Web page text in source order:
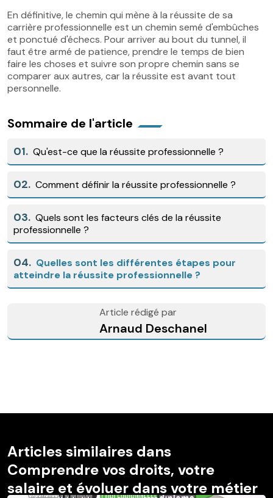
En définitive, le chemin qui mène à la réussite de sa
carrière professionnelle est un chemin semé d'embûches
et ponctué d'échecs. Pour arriver au bout du tunnel, il
faut être armé de patience, prendre le temps de bien
faire les choses et suivre son propre chemin sans se
comparer aux autres, car la réussite est avant tout
personnelle.
Sommaire de l'article
01. Qu'est-ce que la réussite professionnelle ?
02. Comment définir la réussite professionnelle ?
03. Quels sont les facteurs clés de la réussite
professionnelle ?
04. Quelles sont les différentes étapes pour
atteindre la réussite professionnelle ?
Article rédigé par
Arnaud Deschanel
Articles similaires dans
Comprendre vos droits, votre
salaire et évoluer dans votre métier